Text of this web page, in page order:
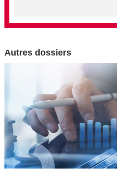
Autres dossiers